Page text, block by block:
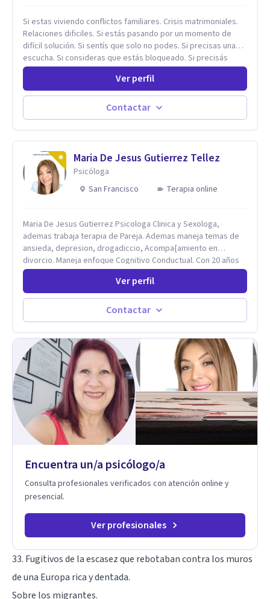
Si estas viviendo conflictos familiares. Crisis matrimoniales.
Relaciones dificiles. Si estás pasando por un momento de
difícil solución. Si sentís que solo no podes. Si precisas una
escucha. Si consideras que estás bloqueado. Si precisás
comprensión. Si no logras definir proyectos, objetivos,
sueños, deseos. Si pensás que lo que te pasa no es tan
grave, pero podría ayudar. Si estás en adicciones y tu
intención es hacer algo con lo que te está pasando. No dudes
en comunicarte a fin de comenzar a resolver la situación que
Ver perfil
Contactar
Maria De Jesus Gutierrez Tellez
Psicóloga
San Francisco
Terapia online
Maria De Jesus Gutierrez Psicologa Clinica y Sexologa,
ademas trabaja terapia de Pareja. Ademas maneja temas de
ansieda, depresion, drogadiccio, Acompa{amiento en
divorcio. Maneja enfoque Cognitivo Conductual. Con 20 años
de experiencia, constantemente capacitandose en las
diferntes areas de la Salud Mental.
Ver perfil
Contactar
Encuentra un/a psicólogo/a
Consulta profesionales verificados con atención online y
presencial.
Ver profesionales
33. Fugitivos de la escasez que rebotaban contra los muros
de una Europa rica y dentada.
Sobre los migrantes.